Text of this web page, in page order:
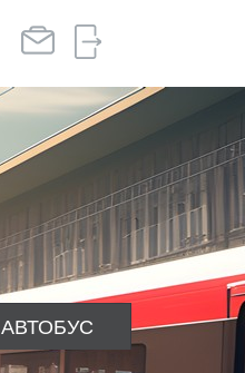
АВТОБУС